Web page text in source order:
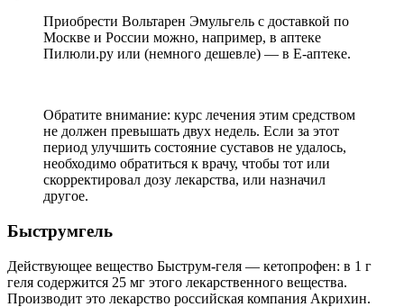
Приобрести Вольтарен Эмульгель с доставкой по
Москве и России можно, например, в аптеке
Пилюли.ру или (немного дешевле) — в Е-аптеке.
Обратите внимание: курс лечения этим средством
не должен превышать двух недель. Если за этот
период улучшить состояние суставов не удалось,
необходимо обратиться к врачу, чтобы тот или
скорректировал дозу лекарства, или назначил
другое.
Быструмгель
Действующее вещество Быструм-геля — кетопрофен: в 1 г
геля содержится 25 мг этого лекарственного вещества.
Производит это лекарство российская компания Акрихин.